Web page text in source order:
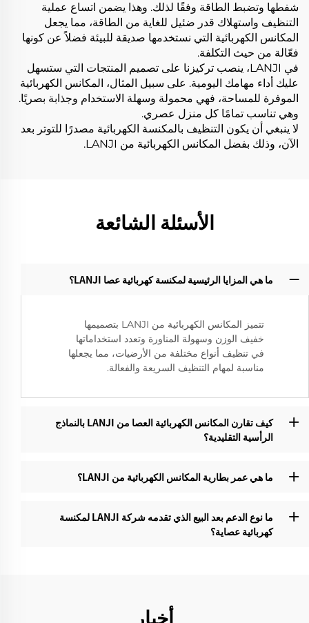
شفطها وتضبط الطاقة وفقًا لذلك. وهذا يضمن اتساع عملية
التنظيف واستهلاك قدر ضئيل للغاية من الطاقة، مما يجعل
المكانس الكهربائية التي نستخدمها صديقة للبيئة فضلاً عن كونها
فعّالة من حيث التكلفة.
في LANJI، ينصب تركيزنا على تصميم المنتجات التي ستسهل
عليك أداء مهامك اليومية. على سبيل المثال، المكانس الكهربائية
الموفرة للمساحة، فهي محمولة وسهلة الاستخدام وجذابة بصريًا.
وهي تناسب تمامًا كل منزل عصري.
لا ينبغي أن يكون التنظيف بالمكنسة الكهربائية مصدرًا للتوتر بعد
الآن، وذلك بفضل المكانس الكهربائية من LANJI.
الأسئلة الشائعة
ما هي المزايا الرئيسية لمكنسة كهربائية عصا LANJI؟‌
تتميز المكانس الكهربائية من LANJI بتصميمها
خفيف الوزن وسهولة المناورة وتعدد استخداماتها
في تنظيف أنواع مختلفة من الأرضيات، مما يجعلها
مناسبة لمهام التنظيف السريعة والفعالة.
كيف تقارن المكانس الكهربائية العصا من LANJI بالنماذج
الرأسية التقليدية؟‌
ما هي عمر بطارية المكانس الكهربائية من LANJI؟‌
ما نوع الدعم بعد البيع الذي تقدمه شركة LANJI لمكنسة
كهربائية عصاية؟‌
أخبار